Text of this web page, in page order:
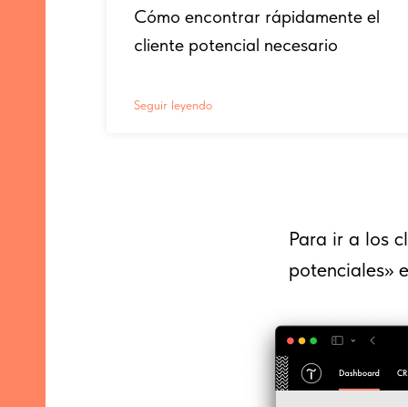
Cómo encontrar rápidamente el
cliente potencial necesario
Seguir leyendo
Para ir a los
potenciales»